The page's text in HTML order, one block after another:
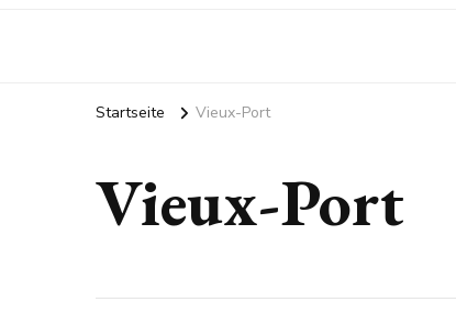
Startseite Vieux-Port
Vieux-Port